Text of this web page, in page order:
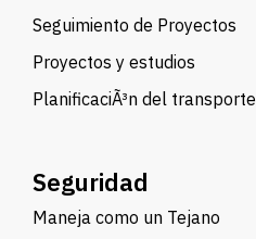
Seguimiento de Proyectos
Proyectos y estudios
PlanificaciÃ³n del transporte
Seguridad
Maneja como un Tejano